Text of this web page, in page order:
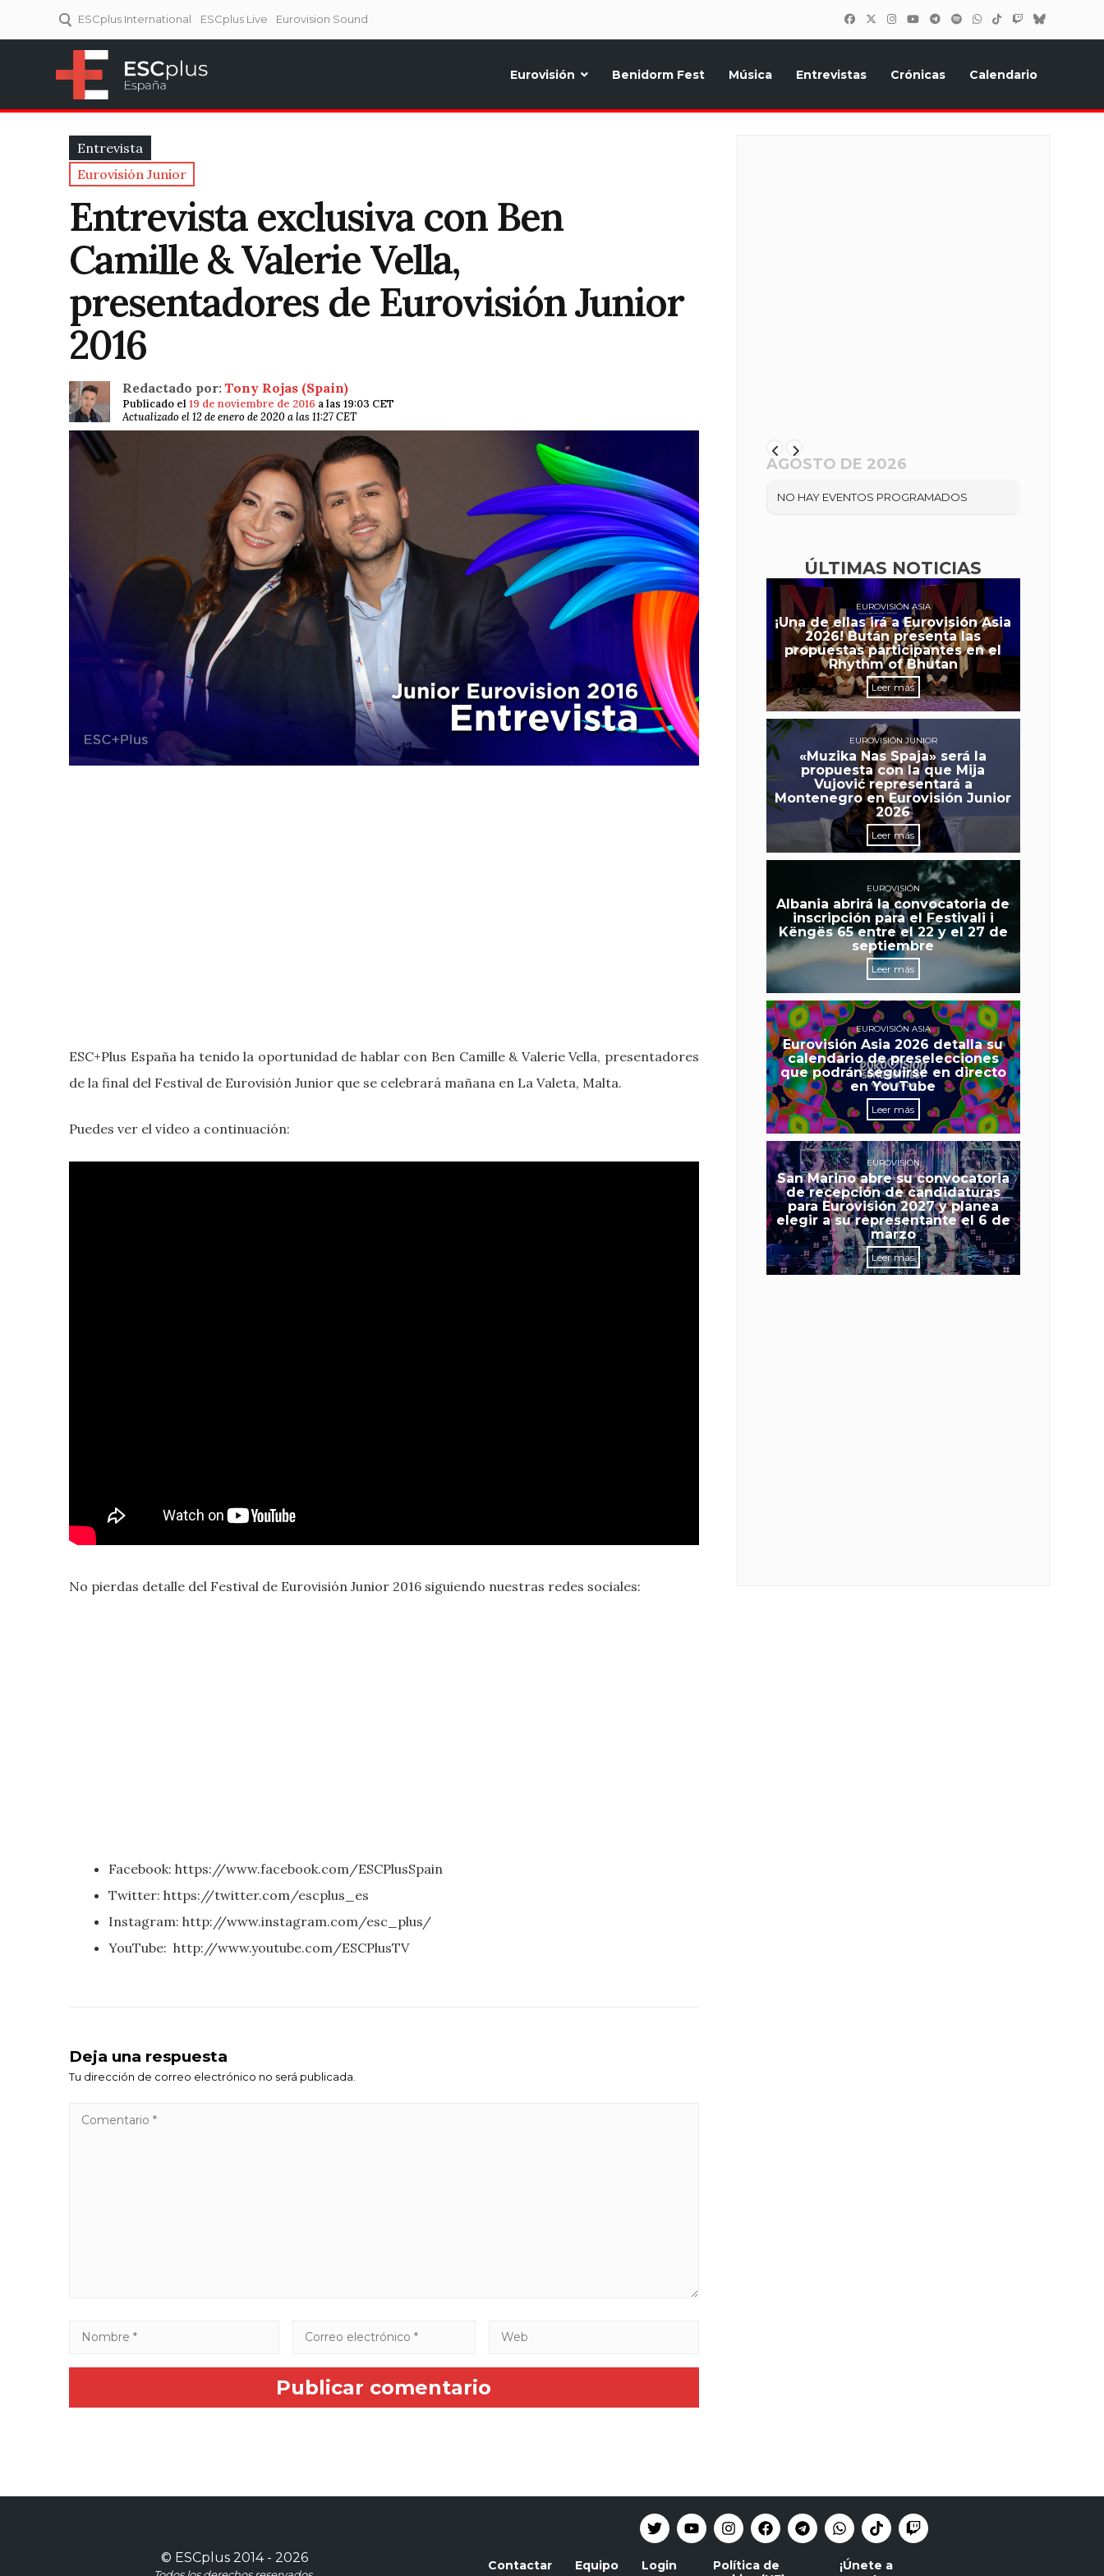
ESCplus International ESCplus Live Eurovision Sound
Eurovisión Benidorm Fest Música Entrevistas Crónicas Calendario
Entrevista
Eurovisión Junior
Entrevista exclusiva con Ben
Camille & Valerie Vella,
presentadores de Eurovisión Junior
2016
Redactado por: Tony Rojas (Spain)
Publicado el19 de noviembre de 2016 a las 19:03 CET
Actualizado el 12 de enero de 2020 a las 11:27 CET
ESC+Plus España ha tenido la oportunidad de hablar con Ben Camille & Valerie Vella, presentadores
de la final del Festival de Eurovisión Junior que se celebrará mañana en La Valeta, Malta.
Puedes ver el vídeo a continuación:
No pierdas detalle del Festival de Eurovisión Junior 2016 siguiendo nuestras redes sociales:
Facebook: https://www.facebook.com/ESCPlusSpain
Twitter: https://twitter.com/escplus_es
Instagram: http://www.instagram.com/esc_plus/
YouTube: http://www.youtube.com/ESCPlusTV
Deja una respuesta
Tu dirección de correo electrónico no será publicada.
AGOSTO DE 2026
NO HAY EVENTOS PROGRAMADOS
ÚLTIMAS NOTICIAS
EUROVISIÓN ASIA
¡Una de ellas irá a Eurovisión Asia
2026! Bután presenta las
propuestas participantes en el
Rhythm of Bhutan
Leer más
EUROVISIÓN JUNIOR
«Muzika Nas Spaja» será la
propuesta con la que Mija
Vujović representará a
Montenegro en Eurovisión Junior
2026
Leer más
EUROVISIÓN
Albania abrirá la convocatoria de
inscripción para el Festivali i
Këngës 65 entre el 22 y el 27 de
septiembre
Leer más
EUROVISIÓN ASIA
Eurovisión Asia 2026 detalla su
calendario de preselecciones
que podrán seguirse en directo
en YouTube
Leer más
EUROVISIÓN
San Marino abre su convocatoria
de recepción de candidaturas
para Eurovisión 2027 y planea
elegir a su representante el 6 de
marzo
Leer más
© ESCplus2014 - 2026 Contactar Equipo Login
Política de
¡Únete a